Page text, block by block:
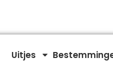
Uitjes